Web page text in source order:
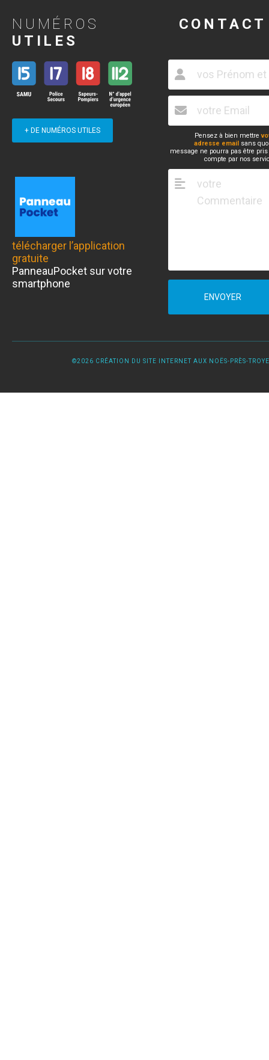
NUMÉROS
UTILES
+ DE NUMÉROS UTILES
télécharger l’application
gratuite
PanneauPocket sur votre
smartphone
CONTACT
Pensez à bien mettre
adresse email sans
message ne pourra pas être
compte par nos
ENVOYER
©2026 CRÉATION DU SITE INTERNET AUX NOËS-PRÈS-